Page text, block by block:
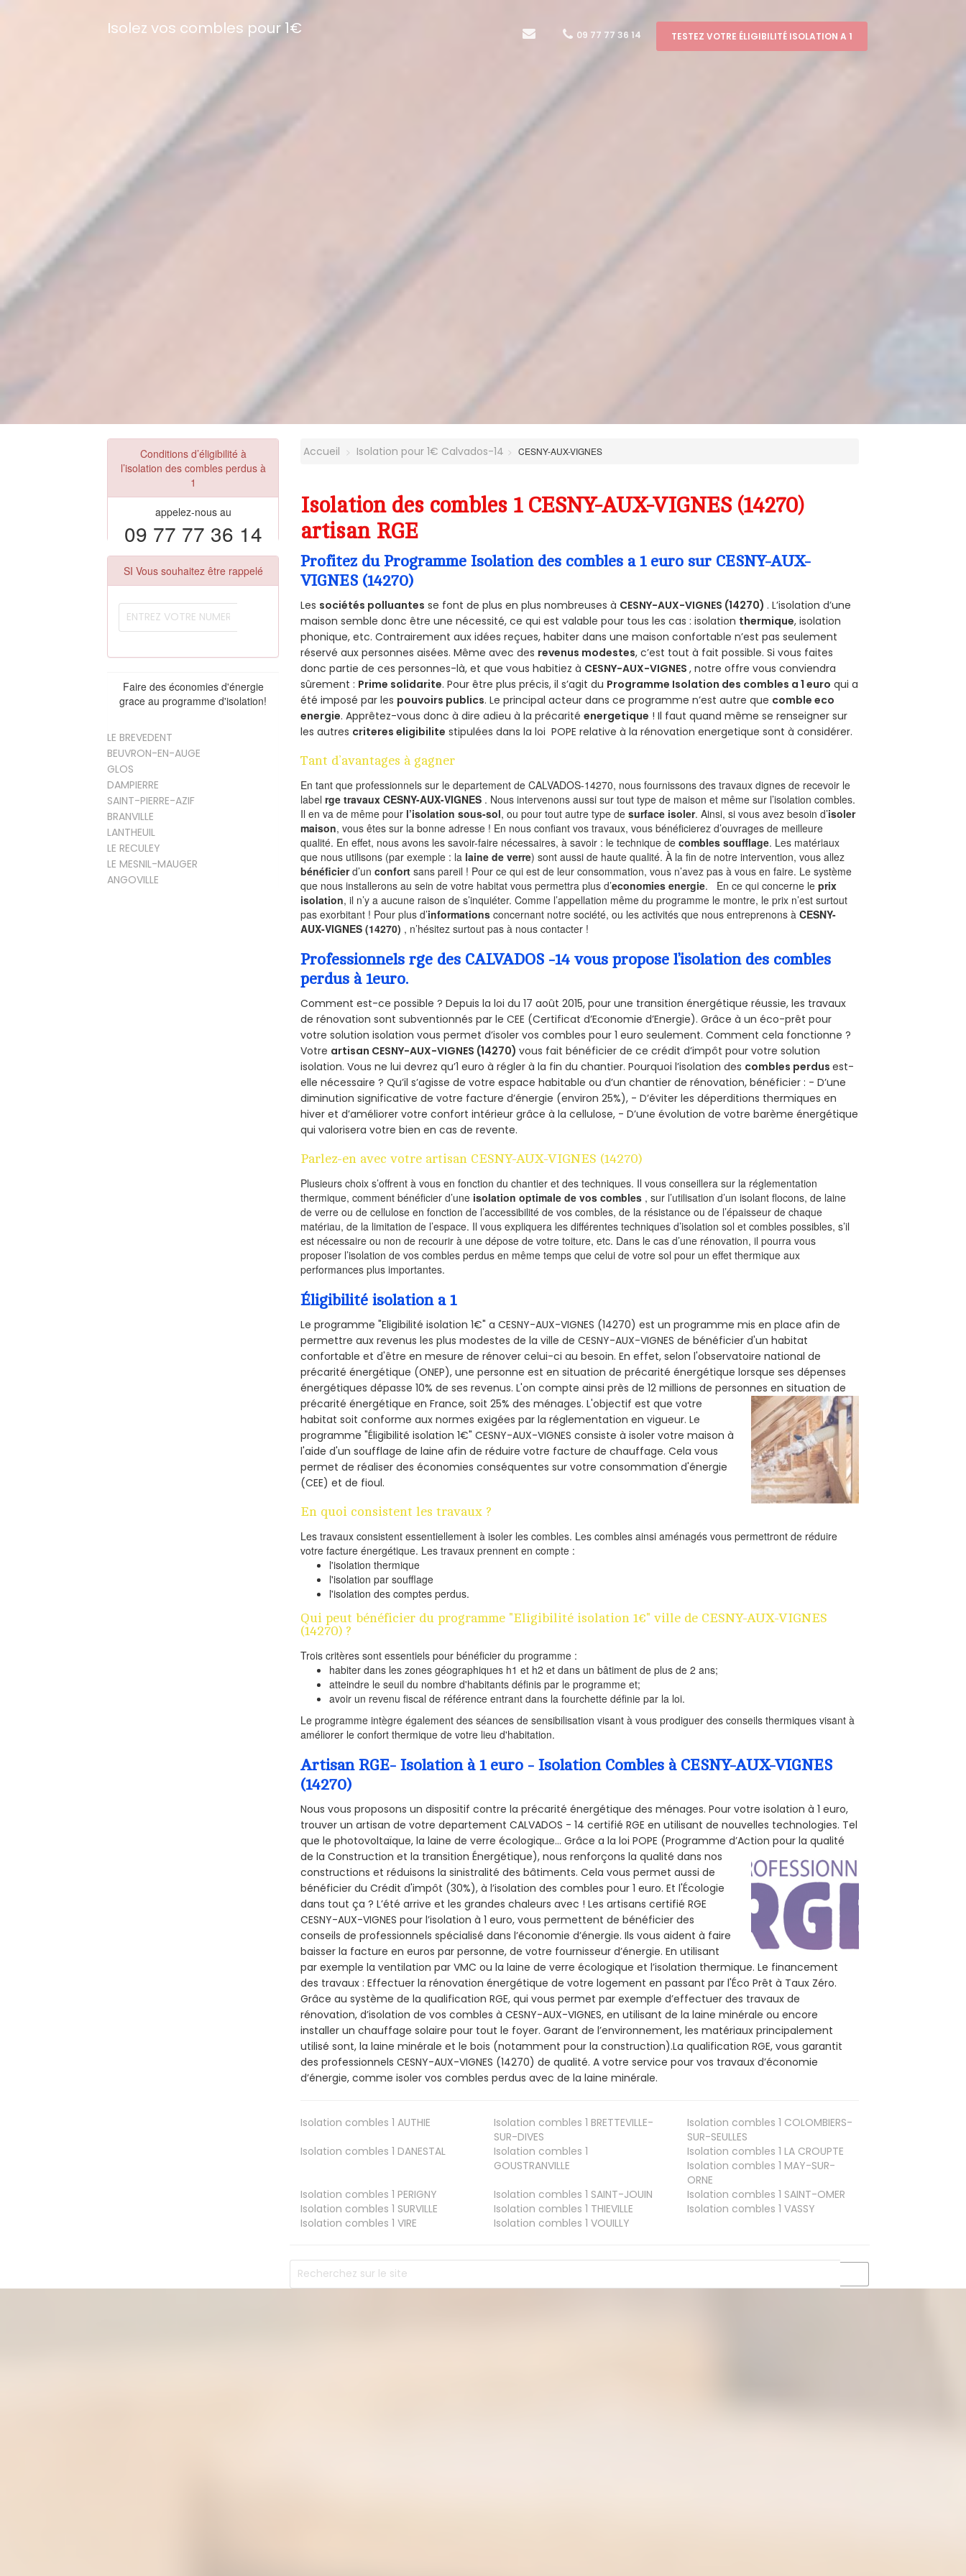
Isolez vos combles pour 1€ 09 77 77 36 14 TESTEZ VOTRE ÉLIGIBILITÉ ISOLATION A 1
Conditions d’éligibilité à
l’isolation des combles perdus à
1
appelez-nous au
09 77 77 36 14
SI Vous souhaitez être rappelé
Faire des économies d'énergie
grace au programme d'isolation!
LE BREVEDENT
BEUVRON-EN-AUGE
GLOS
DAMPIERRE
SAINT-PIERRE-AZIF
BRANVILLE
LANTHEUIL
LE RECULEY
LE MESNIL-MAUGER
ANGOVILLE
Accueil Isolation pour 1€ Calvados-14 CESNY-AUX-VIGNES
Isolation des combles 1 CESNY-AUX-VIGNES (14270)
artisan RGE
Profitez du Programme Isolation des combles a 1 euro sur CESNY-AUX-
VIGNES (14270)
Les sociétés polluantes se font de plus en plus nombreuses à CESNY-AUX-VIGNES (14270) . L’isolation d’une
maison semble donc être une nécessité, ce qui est valable pour tous les cas : isolation thermique, isolation
phonique, etc. Contrairement aux idées reçues, habiter dans une maison confortable n’est pas seulement
réservé aux personnes aisées. Même avec des revenus modestes, c’est tout à fait possible. Si vous faites
donc partie de ces personnes-là, et que vous habitiez à CESNY-AUX-VIGNES, notre offre vous conviendra
sûrement : Prime solidarite. Pour être plus précis, il s’agit du Programme Isolation des combles a 1 euro qui a
été imposé par les pouvoirs publics. Le principal acteur dans ce programme n’est autre que comble eco
energie. Apprêtez-vous donc à dire adieu à la précaritéenergetique ! Il faut quand même se renseigner sur
les autres criteres eligibilite stipulées dans la loi POPE relative à la rénovation energetique sont à considérer.
Tant d’avantages à gagner
En tant que professionnels sur le departement de CALVADOS-14270, nous fournissons des travaux dignes de recevoir le
labelrge travaux CESNY-AUX-VIGNES . Nous intervenons aussi sur tout type de maison et même sur l’isolation combles.
Il en va de même pour l’isolation sous-sol, ou pour tout autre type desurface isoler. Ainsi, si vous avez besoin d’isoler
maison, vous êtes sur la bonne adresse ! En nous confiant vos travaux, vous bénéficierez d’ouvrages de meilleure
qualité. En effet, nous avons les savoir-faire nécessaires, à savoir : le technique decombles soufflage. Les matériaux
que nous utilisons (par exemple : la laine de verre) sont aussi de haute qualité. À la fin de notre intervention, vous allez
bénéficierd’unconfort sans pareil ! Pour ce qui est de leur consommation, vous n’avez pas à vous en faire. Le système
que nous installerons au sein de votre habitat vous permettra plus d’economies energie. En ce qui concerne leprix
isolation, il n’y a aucune raison de s’inquiéter. Comme l’appellation même du programme le montre, le prix n’est surtout
pas exorbitant ! Pour plus d’informations concernant notre société, ou les activités que nous entreprenons àCESNY-
AUX-VIGNES (14270) , n’hésitez surtout pas à nous contacter !
Professionnels rge des CALVADOS -14 vous propose l’isolation des combles
perdus à 1euro.
Comment est-ce possible ? Depuis la loi du 17 août 2015, pour une transition énergétique réussie, les travaux
de rénovation sont subventionnés par le CEE (Certificat d’Economie d’Energie). Grâce à un éco-prêt pour
votre solution isolation vous permet d’isoler vos combles pour 1 euro seulement. Comment cela fonctionne ?
Votre artisan CESNY-AUX-VIGNES (14270)vous fait bénéficier de ce crédit d’impôt pour votre solution
isolation. Vous ne lui devrez qu’1 euro à régler à la fin du chantier. Pourquoi l’isolation des combles perdusest-
elle nécessaire ? Qu’il s’agisse de votre espace habitable ou d’un chantier de rénovation, bénéficier : - D’une
diminution significative de votre facture d’énergie (environ 25%), - D’éviter les déperditions thermiques en
hiver et d’améliorer votre confort intérieur grâce à la cellulose, - D’une évolution de votre barème énergétique
qui valorisera votre bien en cas de revente.
Parlez-en avec votre artisan CESNY-AUX-VIGNES (14270)
Plusieurs choix s’offrent à vous en fonction du chantier et des techniques. Il vous conseillera sur la réglementation
thermique, comment bénéficier d’une isolation optimale de vos combles , sur l’utilisation d’un isolant flocons, de laine
de verre ou de cellulose en fonction de l’accessibilité de vos combles, de la résistance ou de l’épaisseur de chaque
matériau, de la limitation de l’espace. Il vous expliquera les différentes techniques d’isolation sol et combles possibles, s’il
est nécessaire ou non de recourir à une dépose de votre toiture, etc. Dans le cas d’une rénovation, il pourra vous
proposer l’isolation de vos combles perdus en même temps que celui de votre sol pour un effet thermique aux
performances plus importantes.
Éligibilité isolation a 1
Le programme "Eligibilité isolation 1€" a CESNY-AUX-VIGNES (14270) est un programme mis en place afin de
permettre aux revenus les plus modestes de la ville de CESNY-AUX-VIGNES de bénéficier d'un habitat
confortable et d'être en mesure de rénover celui-ci au besoin. En effet, selon l'observatoire national de
précarité énergétique (ONEP), une personne est en situation de précarité énergétique lorsque ses dépenses
énergétiques dépasse 10% de ses revenus. L'on compte ainsi près de 12 millions de personnes en situation de
précarité énergétique en France, soit 25% des ménages.L'objectif est que votre
habitat soit conforme aux normes exigées par la réglementation en vigueur. Le
programme "Éligibilité isolation 1€" CESNY-AUX-VIGNES consiste à isoler votre maison à
l'aide d'un soufflage de laine afin de réduire votre facture de chauffage. Cela vous
permet de réaliser des économies conséquentes sur votre consommation d'énergie
(CEE) et de fioul.
En quoi consistent les travaux ?
Les travaux consistent essentiellement à isoler les combles. Les combles ainsi aménagés vous permettront de réduire
votre facture énergétique. Les travaux prennent en compte :
l'isolation thermique
l'isolation par soufflage
l'isolation des comptes perdus.
Qui peut bénéficier du programme "Eligibilité isolation 1€" ville de CESNY-AUX-VIGNES
(14270) ?
Trois critères sont essentiels pour bénéficier du programme :
habiter dans les zones géographiques h1 et h2 et dans un bâtiment de plus de 2 ans;
atteindre le seuil du nombre d'habitants définis par le programme et;
avoir un revenu fiscal de référence entrant dans la fourchette définie par la loi.
Le programme intègre également des séances de sensibilisation visant à vous prodiguer des conseils thermiques visant à
améliorer le confort thermique de votre lieu d'habitation.
Artisan RGE- Isolation à 1 euro - Isolation Combles à CESNY-AUX-VIGNES
(14270)
Nous vous proposons un dispositif contre la précarité énergétique des ménages. Pour votre isolation à 1 euro,
trouver un artisan de votre departement CALVADOS - 14 certifié RGE en utilisant de nouvelles technologies. Tel
que le photovoltaïque, la laine de verre écologique... Grâce a la loi POPE (Programme d’Action pour la qualité
de la Construction et la transition Énergétique), nous renforçons la qualité dans nos
constructions et réduisons la sinistralité des bâtiments. Cela vous permet aussi de
bénéficier du Crédit d'impôt (30%), à l’isolation des combles pour 1 euro. Et l'Écologie
dans tout ça ? L’été arrive et les grandes chaleurs avec ! Les artisans certifié RGE
CESNY-AUX-VIGNES pour l’isolation à 1 euro, vous permettent de bénéficier des
conseils de professionnels spécialisé dans l’économie d’énergie. Ils vous aident à faire
baisser la facture en euros par personne, de votre fournisseur d’énergie. En utilisant
par exemple la ventilation par VMC ou la laine de verre écologique et l’isolation thermique. Le financement
des travaux : Effectuer la rénovation énergétique de votre logement en passant par l'Éco Prêt à Taux Zéro.
Grâce au système de la qualification RGE, qui vous permet par exemple d’effectuer des travaux de
rénovation, d’isolation de vos combles à CESNY-AUX-VIGNES, en utilisant de la laine minérale ou encore
installer un chauffage solaire pour tout le foyer. Garant de l’environnement, les matériaux principalement
utilisé sont, la laine minérale et le bois (notamment pour la construction).La qualification RGE, vous garantit
des professionnels CESNY-AUX-VIGNES (14270) de qualité. A votre service pour vos travaux d’économie
d’énergie, comme isoler vos combles perdus avec de la laine minérale.
Isolation combles 1 AUTHIE Isolation combles 1 BRETTEVILLE-
SUR-DIVES
Isolation combles 1 COLOMBIERS-
SUR-SEULLES
Isolation combles 1 DANESTAL
Isolation combles 1
GOUSTRANVILLE
Isolation combles 1 LA CROUPTE
Isolation combles 1 MAY-SUR-
ORNE
Isolation combles 1 PERIGNY Isolation combles 1 SAINT-JOUIN Isolation combles 1 SAINT-OMER
Isolation combles 1 SURVILLE Isolation combles 1 THIEVILLE Isolation combles 1 VASSY
Isolation combles 1 VIRE Isolation combles 1 VOUILLY